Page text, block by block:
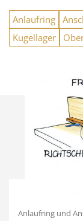
Anlaufring
Kugellager
Anlaufring und